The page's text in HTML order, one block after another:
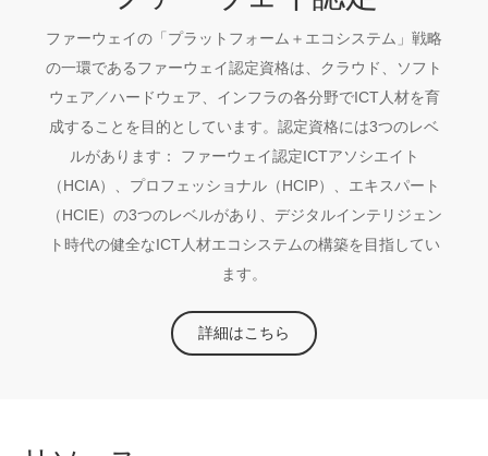
ファーウェイの「プラットフォーム＋エコシステム」戦略
の一環であるファーウェイ認定資格は、クラウド、ソフト
ウェア／ハードウェア、インフラの各分野でICT人材を育
成することを目的としています。認定資格には3つのレベ
ルがあります： ファーウェイ認定ICTアソシエイト
（HCIA）、プロフェッショナル（HCIP）、エキスパート
（HCIE）の3つのレベルがあり、デジタルインテリジェン
ト時代の健全なICT人材エコシステムの構築を目指してい
ます。
詳細はこちら